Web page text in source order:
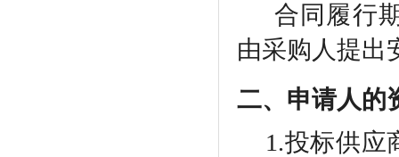
合同履行
由采购人提出
二、申请人的
1.投标供应